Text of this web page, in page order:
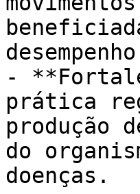
-
prática
produção
do
doenças.